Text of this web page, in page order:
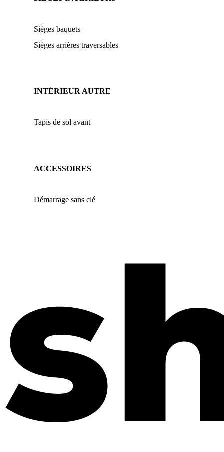
Sièges baquets
Sièges arrières traversables
INTÉRIEUR AUTRE
Tapis de sol avant
ACCESSOIRES
Démarrage sans clé